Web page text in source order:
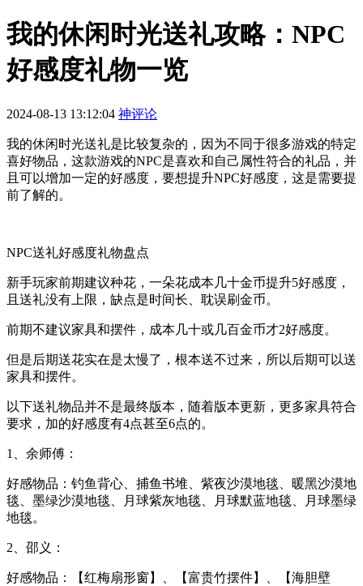
我的休闲时光送礼攻略：NPC
好感度礼物一览
2024-08-13 13:12:04 神评论
我的休闲时光送礼是比较复杂的，因为不同于很多游戏的特定
喜好物品，这款游戏的NPC是喜欢和自己属性符合的礼品，并
且可以增加一定的好感度，要想提升NPC好感度，这是需要提
前了解的。
NPC送礼好感度礼物盘点
新手玩家前期建议种花，一朵花成本几十金币提升5好感度，
且送礼没有上限，缺点是时间长、耽误刷金币。
前期不建议家具和摆件，成本几十或几百金币才2好感度。
但是后期送花实在是太慢了，根本送不过来，所以后期可以送
家具和摆件。
以下送礼物品并不是最终版本，随着版本更新，更多家具符合
要求，加的好感度有4点甚至6点的。
1、余师傅：
好感物品：钓鱼背心、捕鱼书堆、紫夜沙漠地毯、暖黑沙漠地
毯、墨绿沙漠地毯、月球紫灰地毯、月球默蓝地毯、月球墨绿
地毯。
2、邵义：
好感物品：【红梅扇形窗】、【富贵竹摆件】、【海胆壁